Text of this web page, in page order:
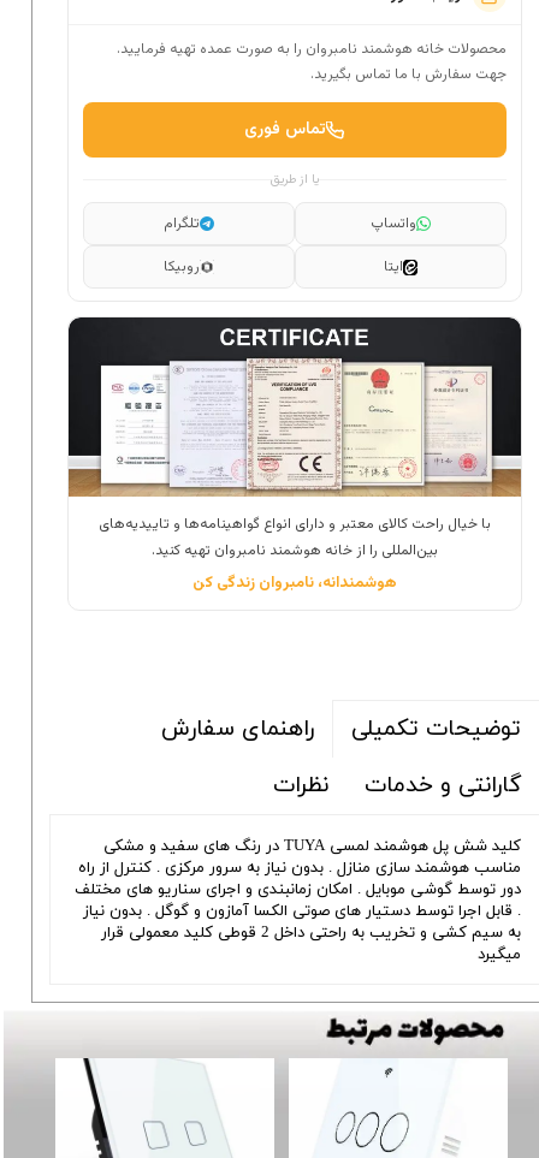
محصولات خانه هوشمند نامبروان را به صورت عمده تهیه فرمایید.
جهت سفارش با ما تماس بگیرید.
تماس فوری
یا از طریق
واتساپ
تلگرام
ایتا
روبیکا
با خیال راحت کالای معتبر و دارای انواع گواهینامه‌ها و تاییدیه‌های
بین‌المللی را از خانه هوشمند نامبروان تهیه کنید.
هوشمندانه، نامبروان زندگی کن
توضیحات تکمیلی
راهنمای سفارش
گارانتی و خدمات
نظرات
کلید شش پل هوشمند لمسی TUYA در رنگ های سفید و مشکی
مناسب هوشمند سازی منازل . بدون نیاز به سرور مرکزی . کنترل از راه
دور توسط گوشی موبایل . امکان زمانبندی و اجرای سناریو های مختلف
. قابل اجرا توسط دستیار های صوتی الکسا آمازون و گوگل . بدون نیاز
به سیم کشی و تخریب به راحتی داخل 2 قوطی کلید معمولی قرار
میگیرد